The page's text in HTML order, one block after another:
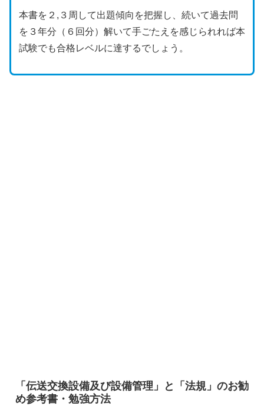
本書を２,３周して出題傾向を把握し、続いて過去問
を３年分（６回分）解いて手ごたえを感じられれば本
試験でも合格レベルに達するでしょう。
「伝送交換設備及び設備管理」と「法規」のお勧
め参考書・勉強方法